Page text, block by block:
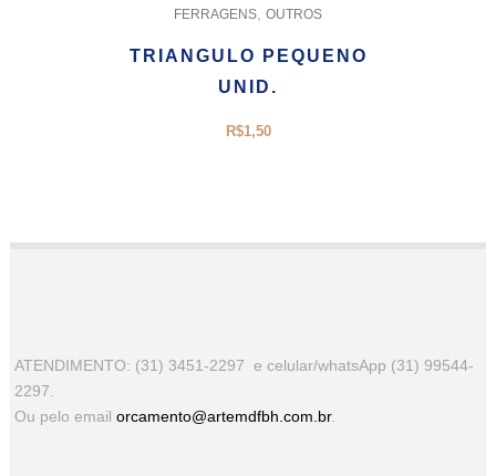
FERRAGENS OUTROS
TRIANGULO PEQUENO
UNID.
R$1,50
ATENDIMENTO: (31) 3451-2297 e celular/whatsApp (31) 99544-
2297.
Ou pelo emailorcamento@artemdfbh.com.br.